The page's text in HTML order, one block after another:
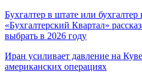
Бухгалтер в штате или
«Бухгалтерский Квартал»
выбрать в 2026 году
Иран усиливает давление на
американских операциях